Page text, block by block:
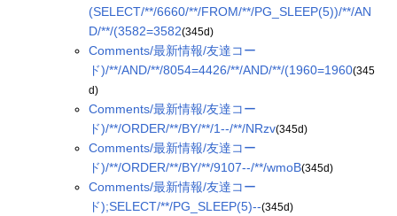
(SELECT/**/6660/**/FROM/**/PG_SLEEP(5))/**/AN
D/**/(3582=3582(345d)
Comments/最新情報/友達コー
ド)/**/AND/**/8054=4426/**/AND/**/(1960=1960(345
d)
Comments/最新情報/友達コー
ド)/**/ORDER/**/BY/**/1--/**/NRzv(345d)
Comments/最新情報/友達コー
ド)/**/ORDER/**/BY/**/9107--/**/wmoB(345d)
Comments/最新情報/友達コー
ド);SELECT/**/PG_SLEEP(5)--(345d)